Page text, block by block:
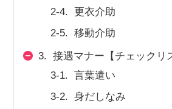
2-4.
更衣介助
2-5. 移動介助
3. 接遇マナー【チェックリ
3-1. 言葉遣い
3-2. 身だしなみ